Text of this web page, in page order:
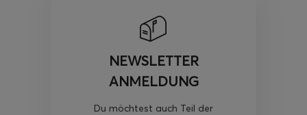
NEWSLETTER
ANMELDUNG
Du möchtest auch Teil der